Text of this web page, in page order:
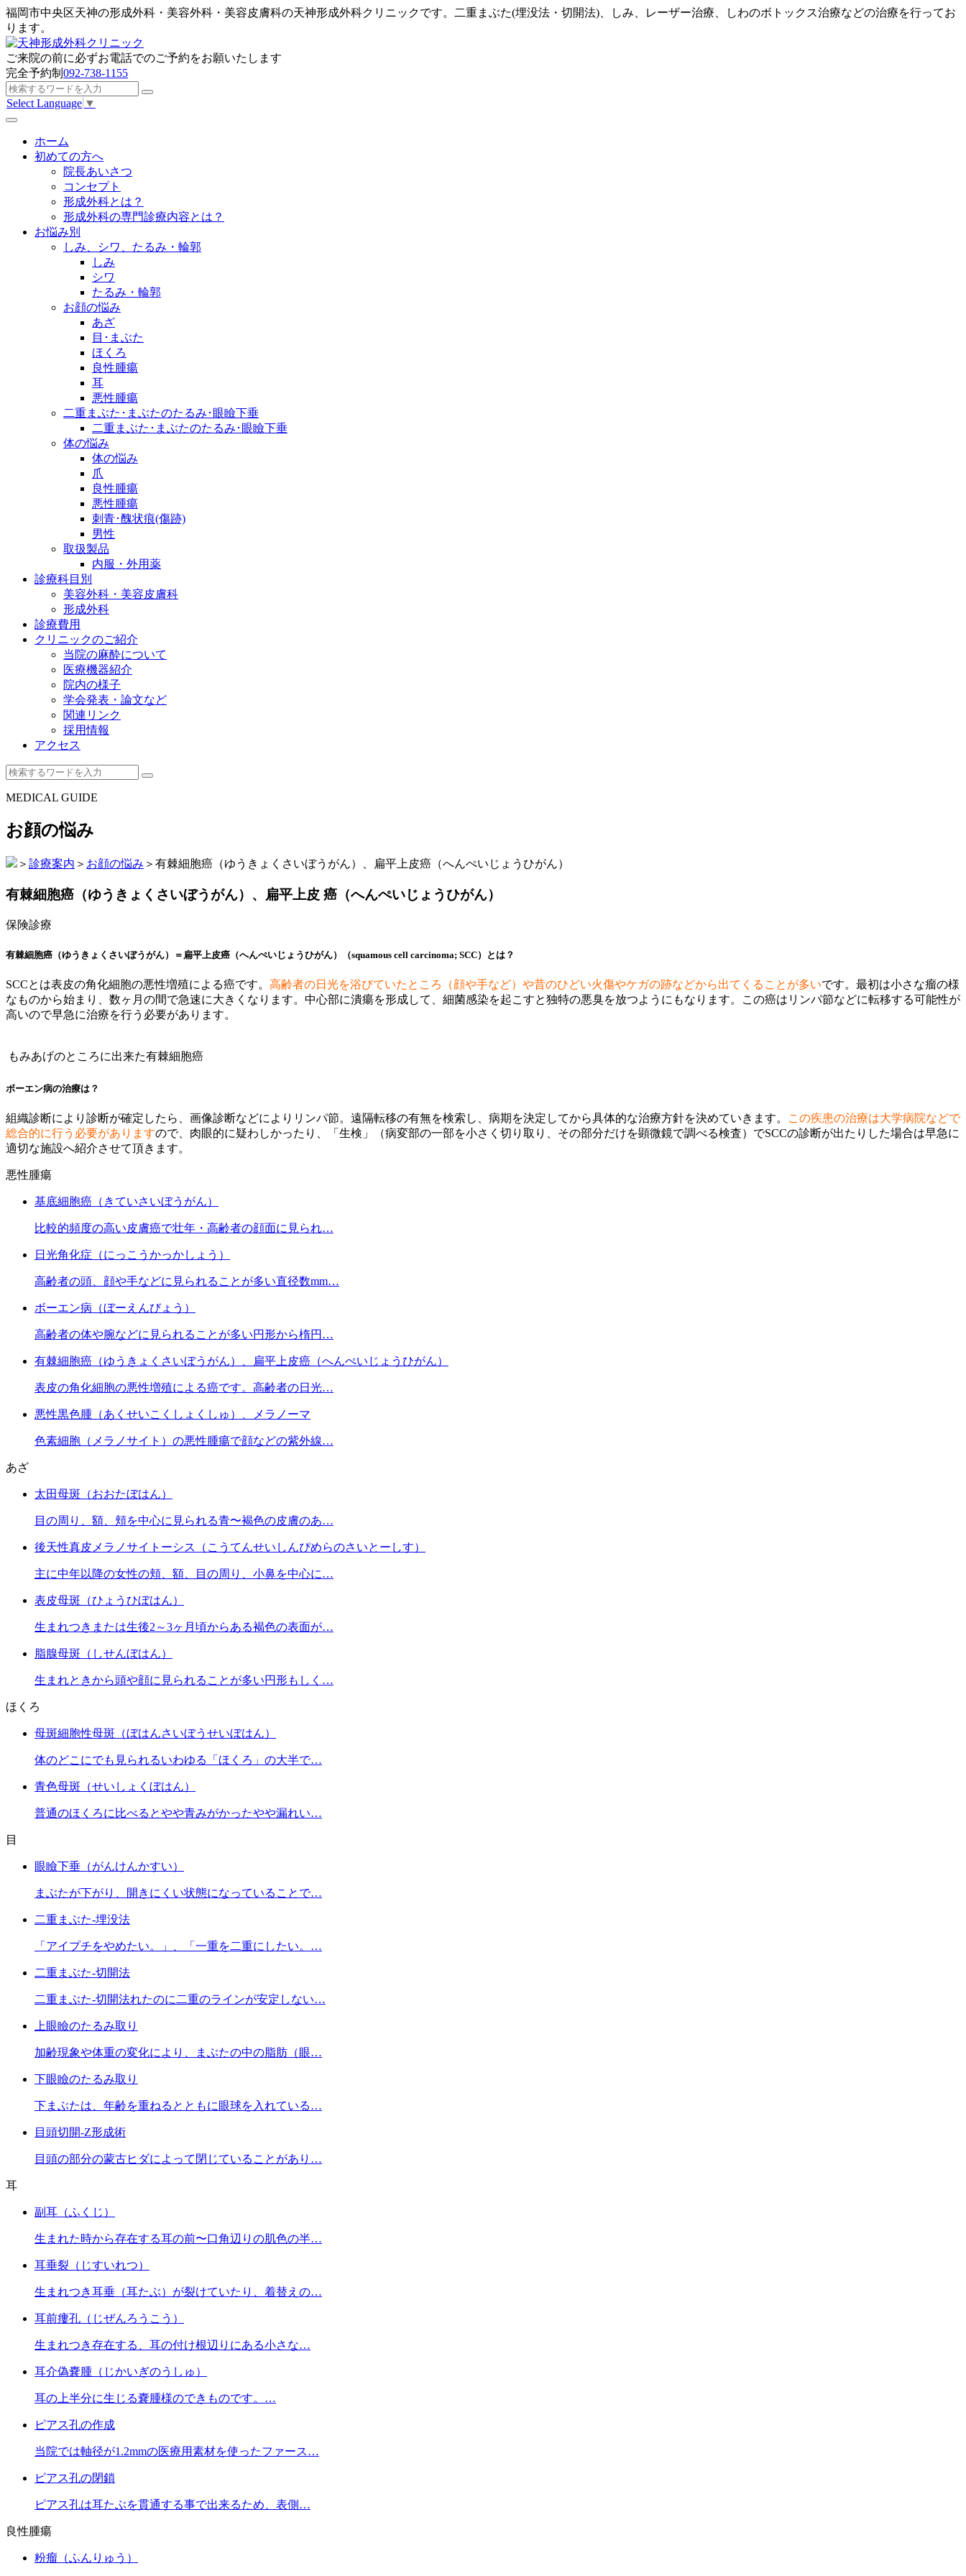
福岡市中央区天神の形成外科・美容外科・美容皮膚科の天神形成外科クリニックです。二重まぶた(埋没法・切開法)、しみ、レーザー治療、しわのボトックス治療などの治療を行ってお
ります。
ご来院の前に必ずお電話でのご予約をお願いたします
完全予約制 092-738-1155
Select Language ▼
ホーム
初めての方へ
院長あいさつ
コンセプト
形成外科とは？
形成外科の専門診療内容とは？
お悩み別
しみ、シワ、たるみ・輪郭
しみ
シワ
たるみ・輪郭
お顔の悩み
あざ
目･まぶた
ほくろ
良性腫瘍
耳
悪性腫瘍
二重まぶた･まぶたのたるみ･眼瞼下垂
二重まぶた･まぶたのたるみ･眼瞼下垂
体の悩み
体の悩み
爪
良性腫瘍
悪性腫瘍
刺青･醜状痕(傷跡)
男性
取扱製品
内服・外用薬
診療科目別
美容外科・美容皮膚科
形成外科
診療費用
クリニックのご紹介
当院の麻酔について
医療機器紹介
院内の様子
学会発表・論文など
関連リンク
採用情報
アクセス
MEDICAL GUIDE
お顔の悩み
＞ 診療案内 ＞ お顔の悩み ＞ 有棘細胞癌（ゆうきょくさいぼうがん）、扁平上皮癌（へんぺいじょうひがん）
有棘細胞癌（ゆうきょくさいぼうがん）、扁平上皮 癌（へんぺいじょうひがん）
保険診療
有棘細胞癌（ゆうきょくさいぼうがん）＝扁平上皮癌（へんぺいじょうひがん）（squamous cell carcinoma; SCC）とは？
SCCとは表皮の角化細胞の悪性増殖による癌です。 高齢者の日光を浴びていたところ（顔や手など）や昔のひどい火傷やケガの跡などから出てくることが多いです。最初は小さな瘤の様
なものから始まり、数ヶ月の間で急速に大きくなります。中心部に潰瘍を形成して、細菌感染を起こすと独特の悪臭を放つようにもなります。この癌はリンパ節などに転移する可能性が
高いので早急に治療を行う必要があります。
もみあげのところに出来た有棘細胞癌
ボーエン病の治療は？
組織診断により診断が確定したら、画像診断などによりリンパ節。遠隔転移の有無を検索し、病期を決定してから具体的な治療方針を決めていきます。
この疾患の治療は大学病院などで
総合的に行う必要がありますので、肉眼的に疑わしかったり、「生検」（病変部の一部を小さく切り取り、その部分だけを顕微鏡で調べる検査）でSCCの診断が出たりした場合は早急に
適切な施設へ紹介させて頂きます。
悪性腫瘍
基底細胞癌（きていさいぼうがん）
比較的頻度の高い皮膚癌で壮年・高齢者の顔面に見られ…
日光角化症（にっこうかっかしょう）
高齢者の頭、顔や手などに見られることが多い直径数mm…
ボーエン病（ぼーえんびょう）
高齢者の体や腕などに見られることが多い円形から楕円…
有棘細胞癌（ゆうきょくさいぼうがん）、扁平上皮癌（へんぺいじょうひがん）
表皮の角化細胞の悪性増殖による癌です。高齢者の日光…
悪性黒色腫（あくせいこくしょくしゅ）、メラノーマ
色素細胞（メラノサイト）の悪性腫瘍で顔などの紫外線…
あざ
太田母斑（おおたぼはん）
目の周り、額、頬を中心に見られる青〜褐色の皮膚のあ…
後天性真皮メラノサイトーシス（こうてんせいしんぴめらのさいとーしす）
主に中年以降の女性の頬、額、目の周り、小鼻を中心に…
表皮母斑（ひょうひぼはん）
生まれつきまたは生後2～3ヶ月頃からある褐色の表面が…
脂腺母斑（しせんぼはん）
生まれときから頭や顔に見られることが多い円形もしく…
ほくろ
母斑細胞性母斑（ぼはんさいぼうせいぼはん）
体のどこにでも見られるいわゆる「ほくろ」の大半で…
青色母斑（せいしょくぼはん）
普通のほくろに比べるとやや青みがかったやや漏れい…
目
眼瞼下垂（がんけんかすい）
まぶたが下がり、開きにくい状態になっていることで…
二重まぶた-埋没法
「アイプチをやめたい。」、「一重を二重にしたい。…
二重まぶた-切開法
二重まぶた-切開法れたのに二重のラインが安定しない…
上眼瞼のたるみ取り
加齢現象や体重の変化により、まぶたの中の脂肪（眼…
下眼瞼のたるみ取り
下まぶたは、年齢を重ねるとともに眼球を入れている…
目頭切開-Z形成術
目頭の部分の蒙古ヒダによって閉じていることがあり…
耳
副耳（ふくじ）
生まれた時から存在する耳の前〜口角辺りの肌色の半…
耳垂裂（じすいれつ）
生まれつき耳垂（耳たぶ）が裂けていたり、着替えの…
耳前瘻孔（じぜんろうこう）
生まれつき存在する、耳の付け根辺りにある小さな…
耳介偽嚢腫（じかいぎのうしゅ）
耳の上半分に生じる嚢腫様のできものです。…
ピアス孔の作成
当院では軸径が1.2mmの医療用素材を使ったファース…
ピアス孔の閉鎖
ピアス孔は耳たぶを貫通する事で出来るため、表側…
良性腫瘍
粉瘤（ふんりゅう）